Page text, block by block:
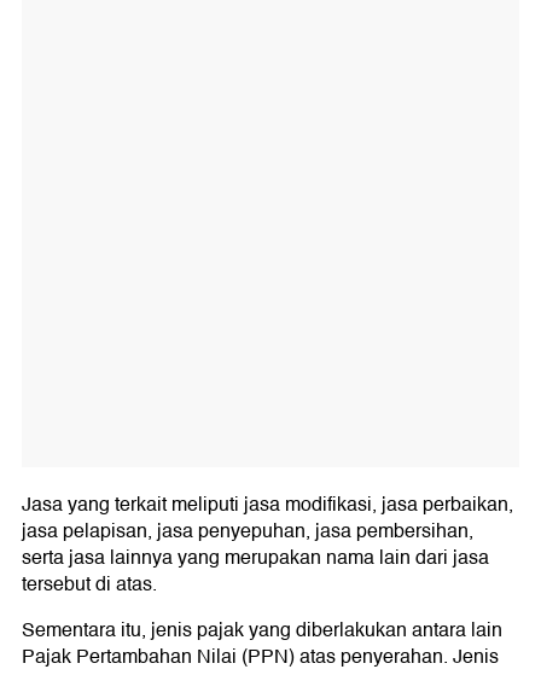
Jasa yang terkait meliputi jasa modifikasi, jasa perbaikan,
jasa pelapisan, jasa penyepuhan, jasa pembersihan,
serta jasa lainnya yang merupakan nama lain dari jasa
tersebut di atas.
Sementara itu, jenis pajak yang diberlakukan antara lain
Pajak Pertambahan Nilai (PPN) atas penyerahan. Jenis